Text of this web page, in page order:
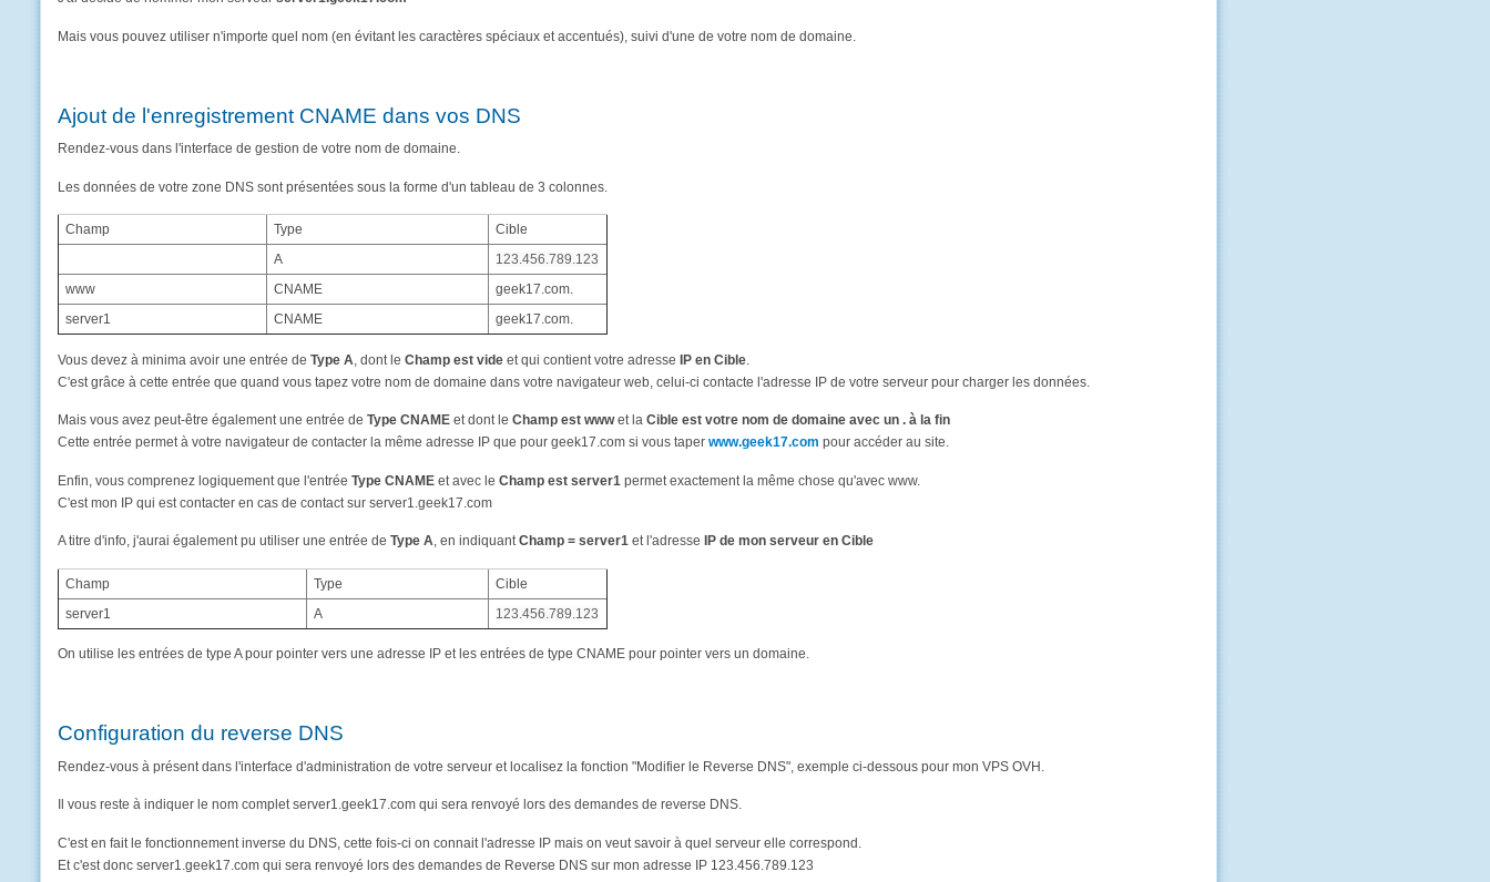
Mais vous pouvez utiliser n'importe quel nom (en évitant les caractères spéciaux et accentués), suivi d'une de votre nom de domaine.
Ajout de l'enregistrement CNAME dans vos DNS
Rendez-vous dans l'interface de gestion de votre nom de domaine.
Les données de votre zone DNS sont présentées sous la forme d'un tableau de 3 colonnes.
Champ Type
Cible
A
123.456.789.123
www
CNAME
geek17.com.
server1
CNAME geek17.com.
Vous devez à minima avoir une entrée de Type A , dont le Champ est vide et qui contient votre adresse IP en Cible
C'est grâce à cette entrée que quand vous tapez votre nom de domaine dans votre navigateur web, celui-ci contacte l'adresse IP de votre serveur pour charger les données.
Mais vous avez peut-être également une entrée de Type CNAME et dont le Champ est wwwet la Cible est votre nom de domaine avec un . à la fin
Cette entrée permet à votre navigateur de contacter la même adresse IP que pour geek17.com si vous taper www.geek17.com pour accéder au site.
Enfin, vous comprenez logiquement que l'entrée Type CNAME et avec le Champ est server1 permet exactement la même chose qu'avec www.
C'est mon IP qui est contacter en cas de contact sur server1.geek17.com
A titre d'info, j'aurai également pu utiliser une entrée de Type A, en indiquantChamp = server1 et l'adresse IP de mon serveur en Cible
Champ Type
Cible
server1
A 123.456.789.123
On utilise les entrées de type A pour pointer vers une adresse IP et les entrées de type CNAME pour pointer vers un domaine.
Configuration du reverse DNS
Rendez-vous à présent dans l'interface d'administration de votre serveur et localisez la fonction "Modifier le Reverse DNS", exemple ci-dessous pour mon VPS OVH.
Il vous reste à indiquer le nom complet server1.geek17.com qui sera renvoyé lors des demandes de reverse DNS.
C'est en fait le fonctionnement inverse du DNS, cette fois-ci on connait l'adresse IP mais on veut savoir à quel serveur elle correspond.
Et c'est donc server1.geek17.com qui sera renvoyé lors des demandes de Reverse DNS sur mon adresse IP 123.456.789.123